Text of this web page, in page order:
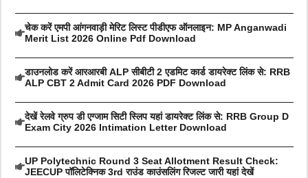
चेक करें एमपी आंगनवाड़ी मेरिट लिस्ट पीडीएफ ऑनलाइन: MP Anganwadi
Merit List 2026 Online Pdf Download
डाउनलोड करें आरआरबी ALP सीबीटी 2 एडमिट कार्ड डायरेक्ट लिंक से: RRB
ALP CBT 2 Admit Card 2026 PDF Download
देखें रेलवे ग्रुप डी एग्जाम सिटी स्लिप यहां डायरेक्ट लिंक से: RRB Group D
Exam City 2026 Intimation Letter Download
UP Polytechnic Round 3 Seat Allotment Result Check:
JEECUP पॉलिटेक्निक 3rd राउंड काउंसलिंग रिजल्ट जारी यहां देखें